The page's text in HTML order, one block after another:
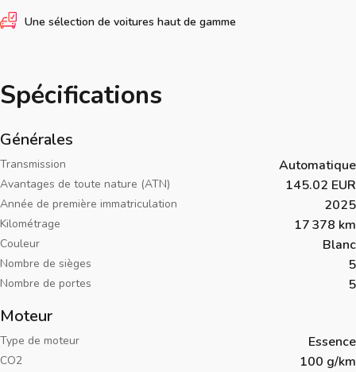
Une sélection de voitures haut de gamme
Spécifications
Générales
Transmission Automatique
Avantages de toute nature (ATN) 145.02 EUR
Année de première immatriculation 2025
Kilométrage 17 378 km
Couleur Blanc
Nombre de sièges 5
Nombre de portes 5
Moteur
Type de moteur Essence
CO2 100 g/km